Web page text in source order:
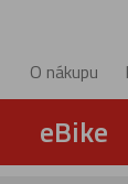
O nákupu
eBike